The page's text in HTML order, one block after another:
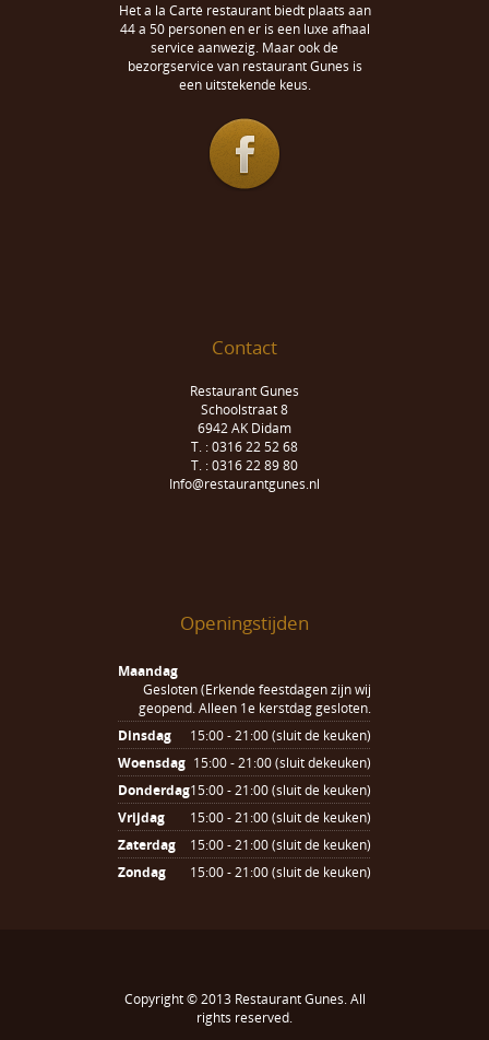
Het a la Carté restaurant biedt plaats aan
44 a 50 personen en er is een luxe afhaal
service aanwezig. Maar ook de
bezorgservice van restaurant Gunes is
een uitstekende keus.
Contact
Restaurant Gunes
Schoolstraat 8
6942 AK Didam
T. : 0316 22 52 68
T. : 0316 22 89 80
Info@restaurantgunes.nl
Openingstijden
Maandag
Gesloten (Erkende feestdagen zijn wij
geopend. Alleen 1e kerstdag gesloten.
Dinsdag
15:00 - 21:00 (sluit de keuken)
Woensdag 15:00 - 21:00 (sluit dekeuken)
Donderdag15:00 - 21:00 (sluit de keuken)
Vrijdag
15:00 - 21:00 (sluit de keuken)
Zaterdag
15:00 - 21:00 (sluit de keuken)
Zondag
15:00 - 21:00 (sluit de keuken)
Copyright © 2013 Restaurant Gunes. All
rights reserved.